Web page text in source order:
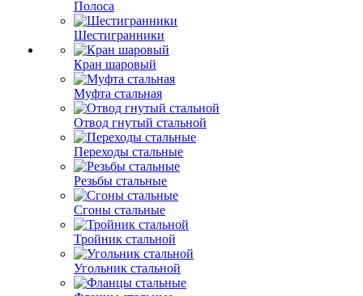
Полоса
Шестигранники
Кран шаровый
Муфта стальная
Отвод гнутый стальной
Переходы стальные
Резьбы стальные
Сгоны стальные
Тройник стальной
Угольник стальной